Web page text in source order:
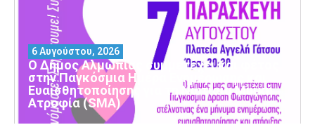
Ο Δήμος Αλμωπίας συμμετέχει και φέτος
στην Παγκόσμια Ημέρα Ενημέρωσης και
Ευαισθητοποίησης για τη Νωτιαία Μυϊκή
Ατροφία (SMA)
6 Αυγούστου, 2026